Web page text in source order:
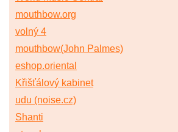
mouthbow.org
volný 4
mouthbow(John Palmes)
eshop.oriental
Křišťálový kabinet
udu (noise.cz)
Shanti